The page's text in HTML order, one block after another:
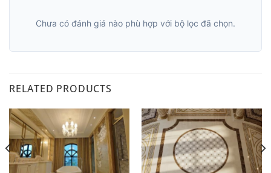
Chưa có đánh giá nào phù hợp với bộ lọc đã chọn.
RELATED PRODUCTS